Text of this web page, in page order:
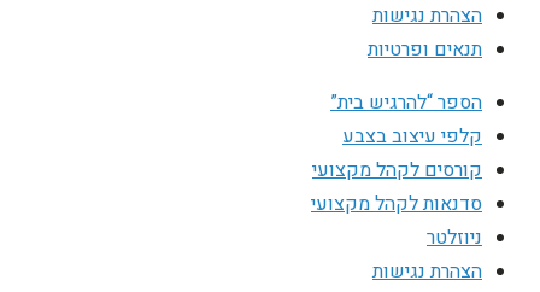
הצהרת נגישות
תנאים ופרטיות
הספר “להרגיש בית”
קלפי עיצוב בצבע
קורסים לקהל מקצועי
סדנאות לקהל מקצועי
ניוזלטר
הצהרת נגישות